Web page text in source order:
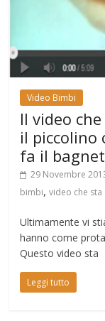
Video Bimbi
Il video
il piccolino
fa il
29 Novembre
bimbi,video che
Ultimamente vi
hanno come
Questo video sta
Leggi tutto